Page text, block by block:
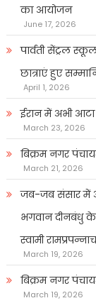
का आयोजन
June 17, 2026
पार्वती सेंट्रल स्कूल
छात्राएं हुए
April 1, 2026
ईरान में अभी
March 23, 2026
बिक्रम नगर
March 21, 2026
जब-जब संसार में
भगवान दीनबंधु के
स्वामी
March 19, 2026
बिक्रम नगर
March 19, 2026